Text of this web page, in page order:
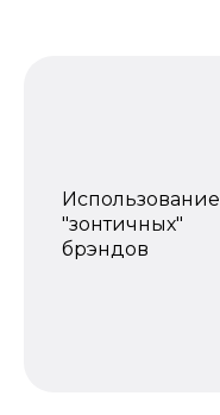
Использование
"зонтичных"
брэндов